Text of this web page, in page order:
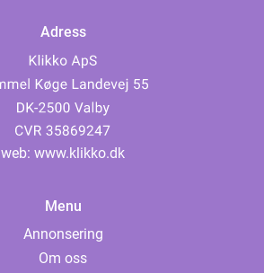
Adress
web: www.klikko.dk
Menu
Annonsering
Om oss